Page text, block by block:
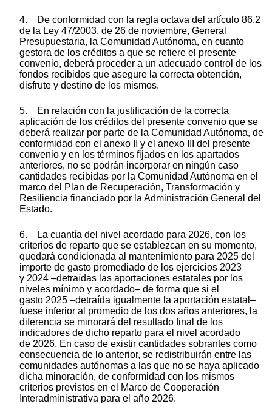
4. De conformidad con la regla octava del artículo 86.2
de la Ley 47/2003, de 26 de noviembre, General
Presupuestaria, la Comunidad Autónoma, en cuanto
gestora de los créditos a que se refiere el presente
convenio, deberá proceder a un adecuado control de los
fondos recibidos que asegure la correcta obtención,
disfrute y destino de los mismos.
5. En relación con la justificación de la correcta
aplicación de los créditos del presente convenio que se
deberá realizar por parte de la Comunidad Autónoma, de
conformidad con el anexo II y el anexo III del presente
convenio y en los términos fijados en los apartados
anteriores, no se podrán incorporar en ningún caso
cantidades recibidas por la Comunidad Autónoma en el
marco del Plan de Recuperación, Transformación y
Resiliencia financiado por la Administración General del
Estado.
6. La cuantía del nivel acordado para 2026, con los
criterios de reparto que se establezcan en su momento,
quedará condicionada al mantenimiento para 2025 del
importe de gasto promediado de los ejercicios 2023
y 2024 –detraídas las aportaciones estatales por los
niveles mínimo y acordado– de forma que si el
gasto 2025 –detraída igualmente la aportación estatal–
fuese inferior al promedio de los dos años anteriores, la
diferencia se minorará del resultado final de los
indicadores de dicho reparto para el nivel acordado
de 2026. En caso de existir cantidades sobrantes como
consecuencia de lo anterior, se redistribuirán entre las
comunidades autónomas a las que no se haya aplicado
dicha minoración, de conformidad con los mismos
criterios previstos en el Marco de Cooperación
Interadministrativa para el año 2026.